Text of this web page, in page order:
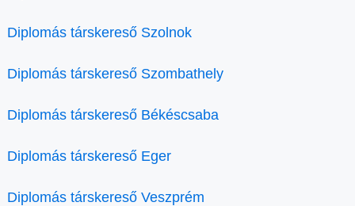
Diplomás társkereső Szolnok
Diplomás társkereső Szombathely
Diplomás társkereső Békéscsaba
Diplomás társkereső Eger
Diplomás társkereső Veszprém